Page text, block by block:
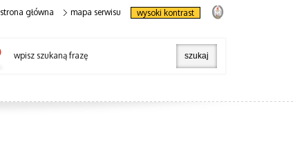
strona główna mapa serwisu wysoki kontrast
wpisz szukaną frazę